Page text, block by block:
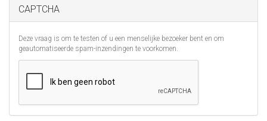
CAPTCHA
Deze vraag is om te testen of u een menselijke bezoeker bent en om
geautomatiseerde spam-inzendingen te voorkomen.